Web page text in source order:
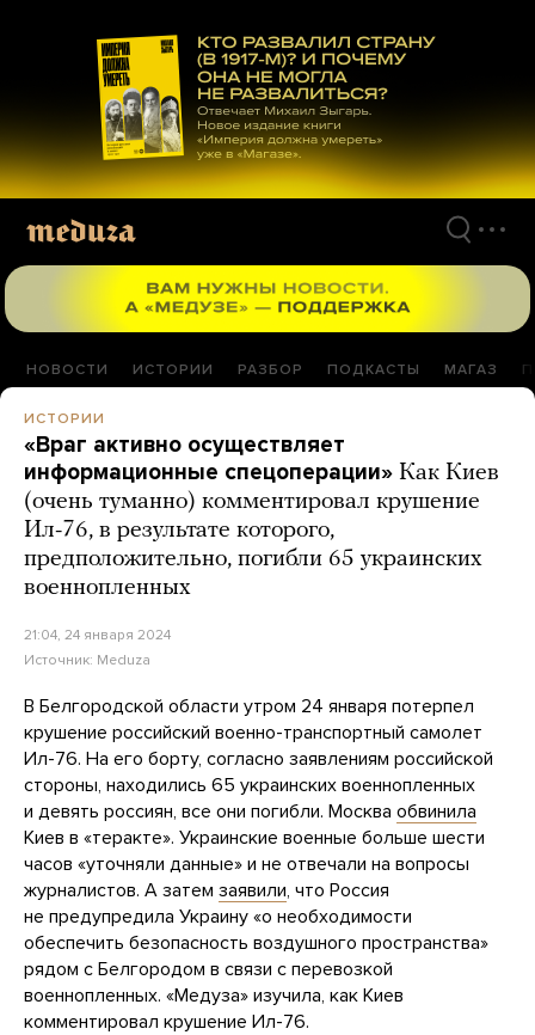
материалам
НОВОСТИ ИСТОРИИ РАЗБОР ПОДКАСТЫ МАГАЗ
ИСТОРИИ
«Враг активно осуществляет
информационные спецоперации» Как Киев
(очень туманно) комментировал крушение
Ил-76, в результате которого,
предположительно, погибли 65 украинских
военнопленных
21:04, 24 января 2024
Источник: Meduza
В Белгородской области утром 24 января потерпел
крушение российский военно-транспортный самолет
Ил-76. На его борту, согласно заявлениям российской
стороны, находились 65 украинских военнопленных
и девять россиян, все они погибли. Москва обвинила
Киев в «теракте». Украинские военные больше шести
часов «уточняли данные» и не отвечали на вопросы
журналистов. А затем заявили, что Россия
не предупредила Украину «о необходимости
обеспечить безопасность воздушного пространства»
рядом с Белгородом в связи с перевозкой
военнопленных. «Медуза» изучила, как Киев
комментировал крушение Ил-76.